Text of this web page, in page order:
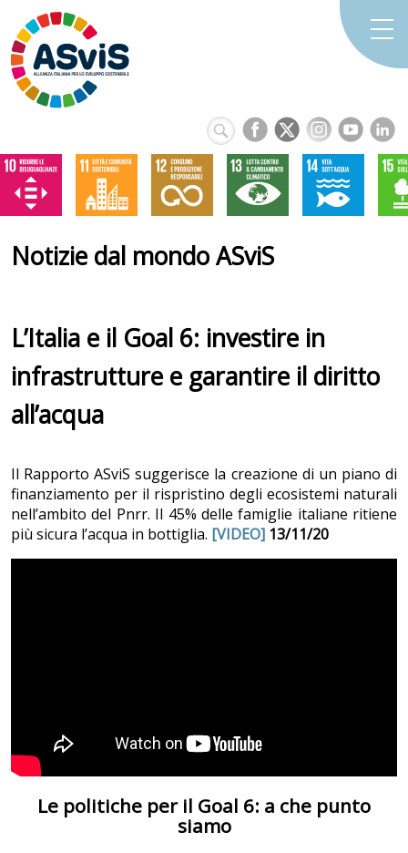
Notizie dal mondo ASviS
L’Italia e il Goal 6: investire in
infrastrutture e garantire il diritto
all’acqua
Il Rapporto ASviS suggerisce la creazione di un piano di
finanziamento per il rispristino degli ecosistemi naturali
nell’ambito del Pnrr. Il 45% delle famiglie italiane ritiene
più sicura l’acqua in bottiglia. [VIDEO] 13/11/20
Le politiche per il Goal 6: a che punto
siamo